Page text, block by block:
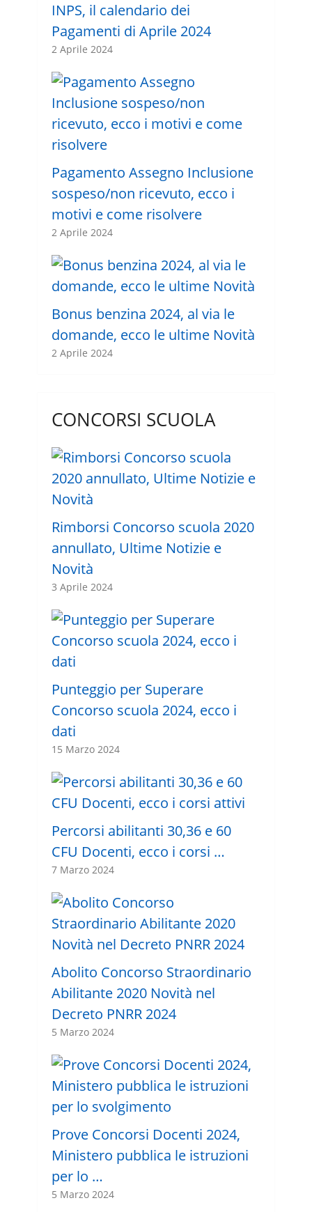
INPS, il calendario dei
Pagamenti di Aprile 2024
2 Aprile 2024
Pagamento Assegno Inclusione
sospeso/non ricevuto, ecco i
motivi e come risolvere
2 Aprile 2024
Bonus benzina 2024, al via le
domande, ecco le ultime Novità
2 Aprile 2024
CONCORSI SCUOLA
Rimborsi Concorso scuola 2020
annullato, Ultime Notizie e
Novità
3 Aprile 2024
Punteggio per Superare
Concorso scuola 2024, ecco i
dati
15 Marzo 2024
Percorsi abilitanti 30,36 e 60
CFU Docenti, ecco i corsi …
7 Marzo 2024
Abolito Concorso Straordinario
Abilitante 2020 Novità nel
Decreto PNRR 2024
5 Marzo 2024
Prove Concorsi Docenti 2024,
Ministero pubblica le istruzioni
per lo …
5 Marzo 2024